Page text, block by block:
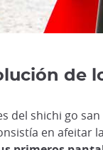
de
del shichi go
en afeitar